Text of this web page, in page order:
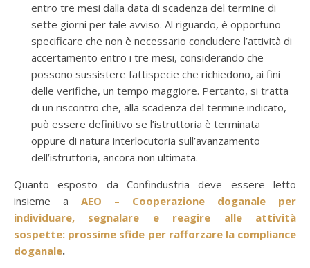
entro tre mesi dalla data di scadenza del termine di
sette giorni per tale avviso. Al riguardo, è opportuno
specificare che non è necessario concludere l’attività di
accertamento entro i tre mesi, considerando che
possono sussistere fattispecie che richiedono, ai fini
delle verifiche, un tempo maggiore. Pertanto, si tratta
di un riscontro che, alla scadenza del termine indicato,
può essere definitivo se l’istruttoria è terminata
oppure di natura interlocutoria sull’avanzamento
dell’istruttoria, ancora non ultimata.
Quanto esposto da Confindustria deve essere letto
insieme a AEO – Cooperazione doganale per
individuare, segnalare e reagire alle attività
sospette: prossime sfide per rafforzare la compliance
doganale.